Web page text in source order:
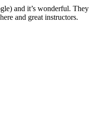
and it’s wonderful. They
and great instructors.